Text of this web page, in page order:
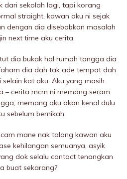
dari sekolah lagi, tapi korang
straight, kawan aku ni sejak
dengan dia disebabkan masalah
next time aku cerita.
dia bukak hal rumah tangga dia
dia dah tak ade tempat dah
kat aku. Aku yang masih
– cerita mcm ni memang seram
memang aku akan kenal dulu
sebelum bernikah.
mane nak tolong kawan aku
kehilangan semuanya, asyik
dok selalu contact tenangkan
buat sekarang?